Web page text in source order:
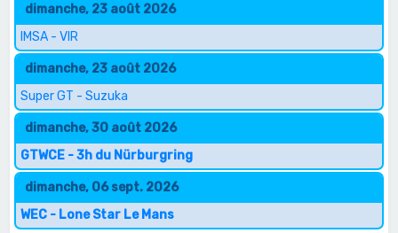
dimanche, 23 août 2026
IMSA - VIR
dimanche, 23 août 2026
Super GT - Suzuka
dimanche, 30 août 2026
GTWCE - 3h du Nürburgring
dimanche, 06 sept. 2026
WEC - Lone Star Le Mans